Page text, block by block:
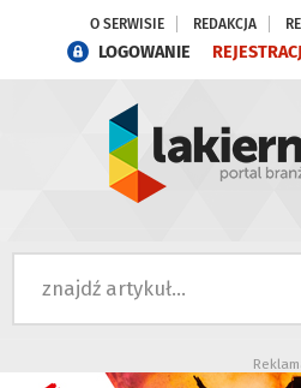
O SERWISIE REDAKCJA
LOGOWANIE